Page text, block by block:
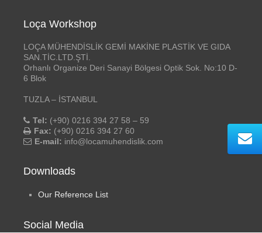
Loça Workshop
LOÇA MÜHENDİSLİK GEMİ MAKİNE PLASTİK VE GIDA
SAN.TİC.LTD.ŞTİ.
Orhanlı Organize Deri Sanayi Bölgesi Optik Sok. No:10 D-
6 Blok
TUZLA – İSTANBUL
Tel: (+90) 0216 394 27 58 – 59
Fax: (+90) 0216 394 27 60
E-mail: info@locamuhendislik.com
Downloads
Our Reference List
Social Media